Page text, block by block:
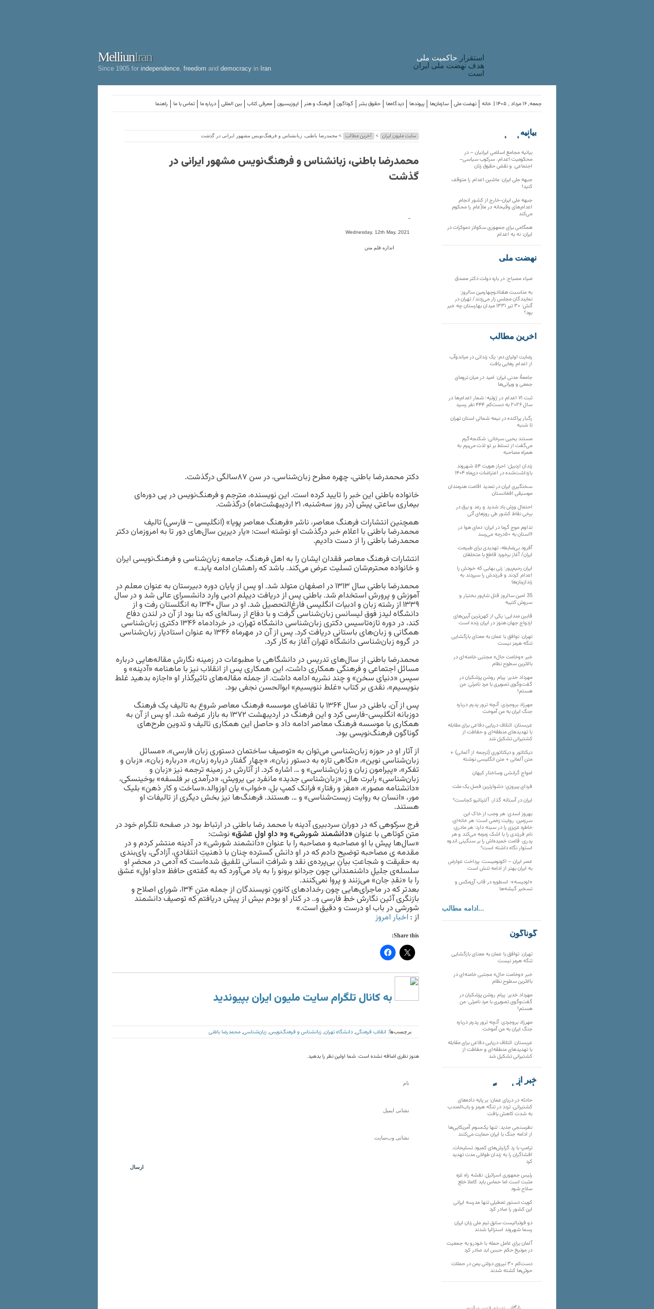
MelliunIran
Since 1905 for independence freedom and democracy in Iran
استقرار حاکميت ملی
هدف نهضت ملی ایران
است
راهنما تماس با ما درباره ما بین المللی معرفی کتاب اپوزیسیون فرهنگ و هنر گوناگون حقوق بشر دیدگاه‌ها پیوندها سازمان‌ها نهضت ملی خانه جمعه, ۱۶ مرداد , ۱۴۰۵ |
سایت ملیون ایران > آخرین مطالب > محمدرضا باطنی، زبانشناس و فرهنگ‌نویس مشهور ایرانی در گذشت
محمدرضا باطنی، زبانشناس و فرهنگ‌نویس مشهور ایرانی در
گذشت
-
Wednesday, 12th May, 2021
اندازه قلم متن
دکتر محمدرضا باطنی، چهره مطرح زبان‌شناسی، در سن ۸۷سالگی درگذشت.
خانواده باطنی این خبر را تایید کرده‌ است. این نویسنده، مترجم و فرهنگ‌نویس در پی دوره‌ای
بیماری ساعتی پیش (در روز سه‌شنبه، ۲۱ اردیبهشت‌ماه) درگذشت.
همچنین انتشارات فرهنگ معاصر، ناشر «فرهنگ معاصر پویا» (انگلیسی – فارسی) تالیف
محمدرضا باطنی با اعلام خبر درگذشت او نوشته است: «یار دیرین سال‌های دور تا به امروزمان دکتر
محمدرضا باطنی را از دست دادیم.
انتشارات فرهنگ معاصر فقدان ایشان را به اهل فرهنگ، جامعه‌ زبان‌شناسی و فرهنگ‌نویسی ایران
و خانواده‌ محترم‌شان تسلیت عرض می‌کند. باشد که راهشان ادامه یابد.»
محمدرضا باطنی سال ۱۳۱۳ در اصفهان متولد شد. او پس از پایان دوره دبیرستان به عنوان معلم در
آموزش و پرورش استخدام شد. باطنی پس از دریافت دیپلم ادبی وارد دانشسرای عالی شد و در سال
۱۳۳۹ از رشته زبان و ادبیات انگلیسی فارغ‌التحصیل شد. او در سال ۱۳۴۰ به انگلستان رفت و از
دانشگاه لیدز فوق لیسانس زبان‌شناسی گرفت و با دفاع از رساله‌ای که بنا بود از آن در لندن دفاع
کند، در دوره تازه‌تاسیس دکتری زبان‌شناسی دانشگاه تهران، در خردادماه ۱۳۴۶ دکتری زبان‌شناسی
همگانی و زبان‌های باستانی دریافت کرد. پس از آن در مهرماه ۱۳۴۶ به عنوان استادیار زبان‌شناسی
در گروه زبان‌شناسی دانشگاه تهران آغاز به کار کرد.
محمدرضا باطنی از سال‌های تدریس در دانشگاهی با مطبوعات در زمینه نگارش مقاله‌هایی درباره
مسائل اجتماعی و فرهنگی همکاری داشت، این همکاری پس از انقلاب نیز با ماهنامه «آدینه» و
سپس «دنیای سخن» و چند نشریه ادامه داشت. از جمله مقاله‌های تاثیرگذار او «اجازه بدهید غلط
بنویسیم»، نقدی بر کتاب «غلط ننویسیم» ابوالحسن نجفی بود.
پس از آن، باطنی در سال ۱۳۶۴ با تقاضای موسسه فرهنگ معاصر شروع به تالیف یک فرهنگ
دوزبانه انگلیسی-فارسی کرد و این فرهنگ در اردیبهشت ۱۳۷۲ به بازار عرضه شد. او پس از آن به
همکاری با موسسه فرهنگ معاصر ادامه داد و حاصل این همکاری تالیف و تدوین طرح‌های
گوناگون فرهنگ‌نویسی بود.
از آثار او در حوزه زبان‌شناسی می‌توان به «توصیف ساختمان دستوری زبان فارسی»، «مسائل
زبان‌شناسی نوین»، «نگاهی تازه به دستور زبان»، «چهار گفتار درباره زبان»، «درباره زبان»، «زبان و
تفکر»، «پیرامون زبان و زبان‌شناسی» و … اشاره کرد. از آثارش در زمینه ترجمه نیز «زبان و
زبان‌شناسی» رابرت هال، «زبان‌شناسی جدید» مانفرد بی یرویش، «درآمدی بر فلسفه» بوخینسکی،
«دانشنامه مصور»، «مغز و رفتار» فرانک کمپ بل، «خواب» یان اوزوالد،«ساخت و کار ذهن» بلیک
مور، «انسان به روایت زیست‌شناسی» و … هستند. فرهنگ‌ها نیز بخش دیگری از تالیفات او
هستند.
فرج سرکوهی که در دوران سردبیری آدینه با محمد رضا باطنی در ارتباط بود در صفحه تلگرام خود در
متن کوتاهی با عنوان«دانشمند شورشی» و« داوِ اولِ عشق» نوشت:
«سال‌ها پیش با او مصاحبه و مصاحبه را با عنوان «دانشمند شورشی» در آدینه منتشر کردم و در
مقدمه ی مصاحبه توضیح دادم که در او دانش گسترده چنان با ذهنیتِ انتقادی، آزادگی، پای‌بندی
به حقیقت و شجاعتِ بیانِ بی‌پرده‌‌ی نقد و شرافتِ انسانی تلفیق شده‌است که آدمی در محضرِ او
سلسله‌ی جلیلِ داشنمندانی چون جردانو برونو را به یاد می‌آورد که به گفته‌ی حافظ «داو اولِ» عشق
را با «نقدِ جان» می‌زنند و پروا نمی‌کنند.
بعدتر که در ماجرای‌هایی چون رخدادهای کانونِ نویسندگان از جمله متنِ ۱۳۴، شورای اصلاح و
بازنگری آئین نگارش خطِ فارسی و.. در کنار او بودم بیش از پیش دریافتم که توصیف دانشمند
شورشی در باب او درست و دقیق است.»
از : اخبار امروز
Share this:
به کانال تلگرام سایت ملیون ایران بپیوندید
برچسب‌ها: انقلاب فرهنگی دانشگاه تهران زبانشناس و فرهنگ‌نویس زبان‌شناسی محمدرضا باطنی
هنوز نظری اضافه نشده است. شما اولین نظر را بدهید.
بیانیه
سازمان‌های
بیانیه مجامع اسلامی ایرانیان – در
محکومیت اعدام، سرکوب سیاسی–
اجتماعی، و نقض حقوق زنان
جبهه ملی ایران: ماشین اعدام را متوقف
کنید!
جبهه ملی ایران-خارج از کشور انجام
اعدام‌های وقیحانه در ملأِعام را محکوم
می‌کند
همگامی برای جمهوری سکولار دموکرات در
ایران: نه به اعدام
نهضت ملی
ضیاء مصباح: در باره دولت دکتر مصدق
به مناسبت هفتادوچهارمین سالروز:
نمایندگان مجلس زار می‌زدند/ تهران در
آتش؛ ۳۰ تیر ۱۳۳۱ میدان بهارستان چه خبر
بود؟
آخرین مطالب
رضایت اولیای دم؛ یک زندانی در میاندوآب
از اعدام رهایی یافت
جامعهٔ مدنی ایران: امید در میان ترومای
جمعی و ویرانی‌ها
ثبت ۷۱ اعدام در ژوئیه؛ شمار اعدام‌ها در
سال ۲۰۲۶ به دست‌کم ۴۴۴ نفر رسید
رگبار پراکنده در نیمه شمالی استان تهران
تا شنبه
مستند یحیی سرخانی؛ شکنجه‌گرم
می‌گفت از تسلط بر تو لذت می‌برم به
همراه مصاحبه
زندان اردبیل؛ احراز هویت ۵۴ شهروند
بازداشت‌شده در اعتراضات دی‌ماه ۱۴۰۴
سختگیری ایران در تمدید اقامت هنرمندان
موسیقی افغانستان
احتمال وزش باد شدید و رعد و برق در
برخی نقاط کشور طی روزهای آتی
تداوم موج گرما در ایران؛ دمای هوا در
۶استان به ۵۰درجه می‌رسد
آفرود بی‌ضابطه، تهدیدی برای طبیعت
ایران/ آغاز برخورد قاطع با متخلفان
ایران رحیم‌پور؛ زنی بهایی که خودش را
اعدام کردند و فرزندش را سپردند به
زندان‌بان‌ها
35 امین سالروز قتل شاپور بختیار و
سروش کتیبه
قابین مندایی؛ یکی از کهن‌ترین آیین‌های
ازدواج جهان هنوز در ایران زنده است
تهران: توافق با عمان به معنای بازگشایی
تنگه هرمز نیست
خبر «وخامت حال» مجتبی خامنه‌ای در
بالاترین سطوح نظام
مهرداد خدیر: پیام روشن پزشکیان در
گفت‌و‌گوی تصویری با مرد نامرئی: من
هستم!
مهرزاد بروجردی: آنچه ترور پدرم درباره
جنگ ایران به من آموخت
عربستان: ائتلاف دریایی دفاعی برای مقابله
با تهدیدهای منطقه‌ای و حفاظت از
کشتیرانی تشکیل شد
دیکتاتور و دیکتاتوری (ترجمه از آلمانی) +
متن آلمانی + متن انگلیسی نوشته
‌امواجِ گرانشی وساختارِ کیهان
فردای پیروزی؛ دشوارترین فصل یک ملت
ایران در آستانه گذار، آلترناتیو کجاست؟
بهروز اسدی: هر وجب از خاک‌ این
سرزمین، روایت زخمی است؛ هر خانه‌ای،
خاطره عزیزی را در سینه دارد؛ هر مادری،
نام فرزندی را با اشک زمزمه می‌کند و هر
پدری، قامت خمیده‌اش را بر سنگینی اندوه
استوار نگاه داشته است؟
عصر ایران – اکونومیست: پرداخت عوارض
به ایران بهتر از ادامه تنش است
«اودیسه»؛ اسطوره در قاب آی‌مکس و
تسخیر گیشه‌ها
ادامه مطالب...
گوناگون
تهران: توافق با عمان به معنای بازگشایی
تنگه هرمز نیست
خبر «وخامت حال» مجتبی خامنه‌ای در
بالاترین سطوح نظام
مهرداد خدیر: پیام روشن پزشکیان در
گفت‌و‌گوی تصویری با مرد نامرئی: من
هستم!
مهرزاد بروجردی: آنچه ترور پدرم درباره
جنگ ایران به من آموخت
عربستان: ائتلاف دریایی دفاعی برای مقابله
با تهدیدهای منطقه‌ای و حفاظت از
کشتیرانی تشکیل شد
خبر از
تارنماهای دیگر
حادثه در دریای عمان؛ بر پایه داده‌های
کشتیرانی، تردد در تنگه هرمز و باب‌المندب
به شدت کاهش یافت
نظرسنجی جدید: تنها یک‌سوم آمریکایی‌ها
از ادامه جنگ با ایران حمایت می‌کنند
ترامپ با رد گزارش‌های کمبود تسلیحات،
افشاگران را به زندان طولانی مدت تهدید
کرد
رئیس‌ جمهوری اسرائیل: نقشه راه غزه
مثبت است اما حماس باید کاملا خلع
سلاح شود
کویت دستور تعطیلی تنها مدرسه ایرانی
این کشور را صادر کرد
دو فوتبالیست سابق تیم ملی زنان ایران
رسما شهروند استرالیا شدند
آلمان برای عامل حمله با خودرو به جمعیت
در مونیخ حکم حبس ابد صادر کرد
دست‌کم ۳۰ نیروی دولتی یمن در حملات
حوثی‌ها کشته شدند
بایگانی نسخه قدیم سایت